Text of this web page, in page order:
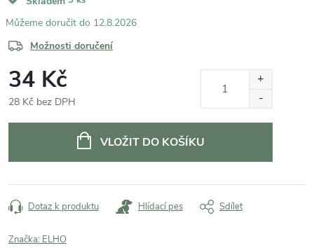
12.8.2026
Možnosti doručení
34 Kč
28 Kč bez DPH
VLOŽIT DO KOŠÍKU
Dotaz k produktu Hlídací pes Sdílet
Značka: ELHO